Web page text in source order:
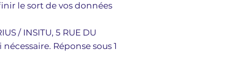
le sort de vos données
/ INSITU, 5 RUE DU
nécessaire. Réponse sous 1